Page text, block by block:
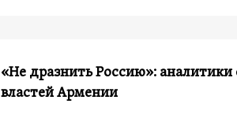
«Не дразнить Россию»:
властей Армении